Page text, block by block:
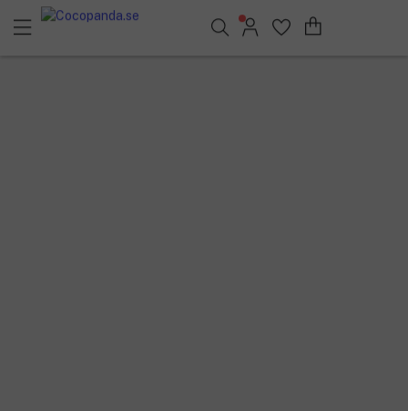
Sök bland 25.253 produkter..